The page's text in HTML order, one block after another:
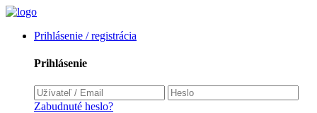
Prihlásenie / registrácia
Prihlásenie
Zabudnuté heslo?